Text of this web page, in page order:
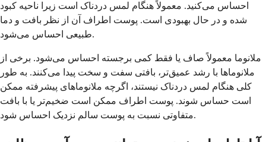
احساس می‌کنید. معمولاً هنگام لمس دردناک است زیرا ناحیه کبود
شده و در حال بهبودی است. پوست اطراف آن از نظر بافت و دما
طبیعی احساس می‌شود.
ملانوما معمولاً صاف یا فقط کمی برجسته احساس می‌شود. برخی از
ملانوماها با رشد عمیق‌تر، بافتی سفت و سخت پیدا می‌کنند. به طور
کلی هنگام لمس دردناک نیستند، اگرچه ملانوماهای پیشرفته ممکن
است حساس شوند. پوست اطراف ممکن است ضخیم‌تر یا با بافت
متفاوتی نسبت به پوست سالم نزدیک احساس شود.